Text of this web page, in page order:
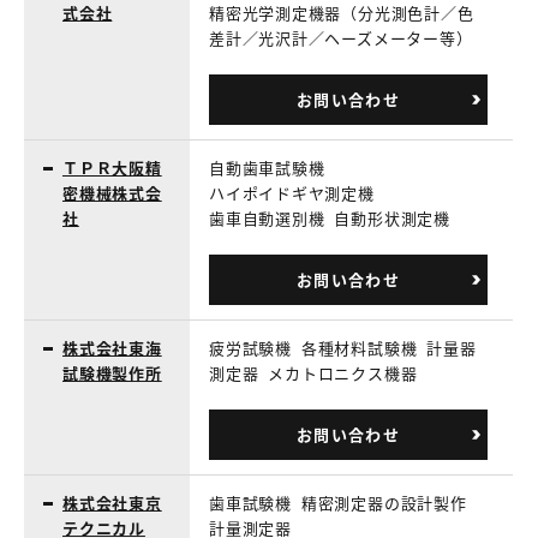
式会社
精密光学測定機器（分光測色計／色
差計／光沢計／ヘーズメーター等）
お問い合わせ
ＴＰＲ大阪精
密機械株式会
社
自動歯車試験機
ハイポイドギヤ測定機
歯車自動選別機 自動形状測定機
お問い合わせ
株式会社東海
試験機製作所
疲労試験機 各種材料試験機 計量器
測定器 メカトロニクス機器
お問い合わせ
株式会社東京
テクニカル
歯車試験機 精密測定器の設計製作
計量測定器